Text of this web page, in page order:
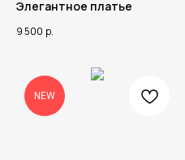
Элегантное платье
9 500 р.
NEW